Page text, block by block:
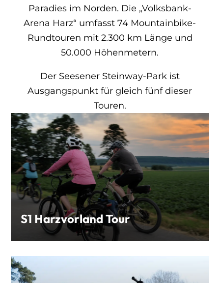
Paradies im Norden. Die „Volksbank-
Arena Harz“ umfasst 74 Mountainbike-
Rundtouren mit 2.300 km Länge und
50.000 Höhenmetern.
Der Seesener Steinway-Park ist
Ausgangspunkt für gleich fünf dieser
Touren.
S1 Harzvorland Tour